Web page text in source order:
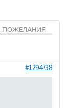
ПОЖЕЛАНИЯ
#1294738